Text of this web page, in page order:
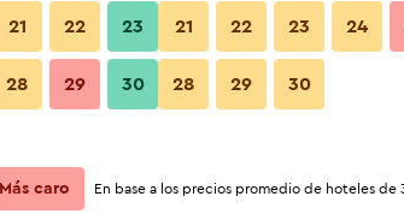
Ver oferta
Fotos
21 22 23
28 29 30
21 22 23 24
28 29 30
Más caro En base a los precios promedio de hoteles de